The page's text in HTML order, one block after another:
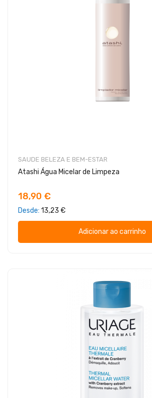
SAUDE BELEZA E BEM-ESTAR
Atashi Água Micelar de Limpeza
18,90 €
Desde 13,23 €
Adicionar ao carrinho